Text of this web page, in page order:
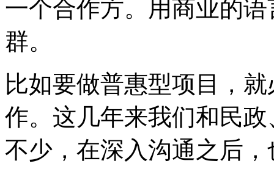
一个合作方。用商业的
群。
比如要做普惠型项目，
作。这几年来我们和民
不少，在深入沟通之后